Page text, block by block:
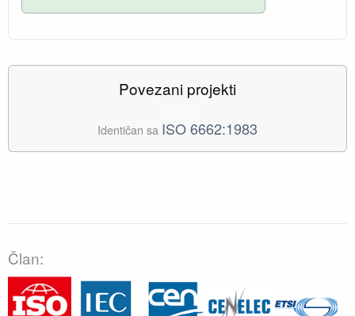
Povezani projekti
Identičan sa ISO 6662:1983
Član: